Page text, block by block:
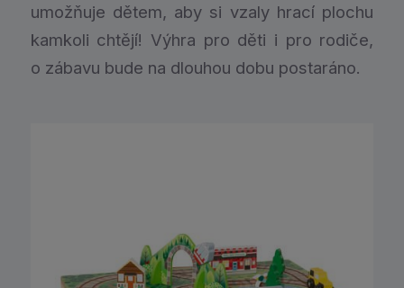
umožňuje dětem, aby si vzaly hrací plochu
kamkoli chtějí! Výhra pro děti i pro rodiče,
o zábavu bude na dlouhou dobu postaráno.